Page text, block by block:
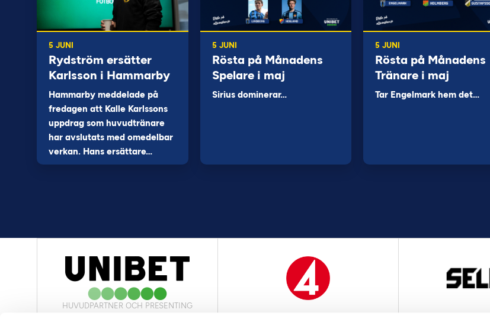
5 JUNI
Rydström ersätter
Karlsson i Hammarby
Hammarby meddelade på
fredagen att Kalle Karlssons
uppdrag som huvudtränare
har avslutats med omedelbar
verkan. Hans ersättare…
5 JUNI
Rösta på Månadens
Spelare i maj
Sirius dominerar…
5 JUNI
Rösta på Månadens
Tränare i maj
Tar Engelmark hem det…
HUVUDPARTNER OCH PRESENTING